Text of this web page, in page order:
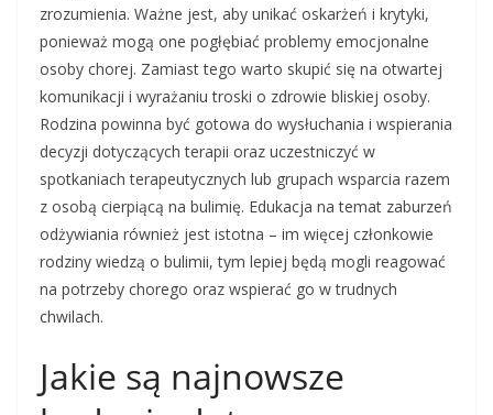
zrozumienia. Ważne jest, aby unikać oskarżeń i krytyki,
ponieważ mogą one pogłębiać problemy emocjonalne
osoby chorej. Zamiast tego warto skupić się na otwartej
komunikacji i wyrażaniu troski o zdrowie bliskiej osoby.
Rodzina powinna być gotowa do wysłuchania i wspierania
decyzji dotyczących terapii oraz uczestniczyć w
spotkaniach terapeutycznych lub grupach wsparcia razem
z osobą cierpiącą na bulimię. Edukacja na temat zaburzeń
odżywiania również jest istotna – im więcej członkowie
rodziny wiedzą o bulimii, tym lepiej będą mogli reagować
na potrzeby chorego oraz wspierać go w trudnych
chwilach.
Jakie są najnowsze